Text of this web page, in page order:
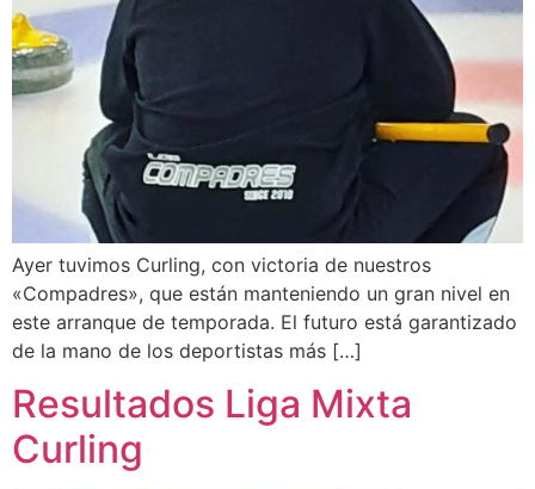
Ayer tuvimos Curling, con victoria de nuestros
«Compadres», que están manteniendo un gran nivel en
este arranque de temporada. El futuro está garantizado
de la mano de los deportistas más […]
Resultados Liga Mixta
Curling